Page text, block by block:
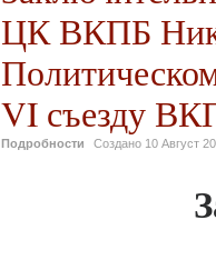
ЦК ВКПБ
VI съезду
Подробности Создано 10 Август